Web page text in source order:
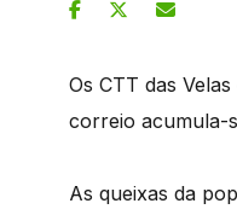
Os CTT das
correio acumula-
As queixas da